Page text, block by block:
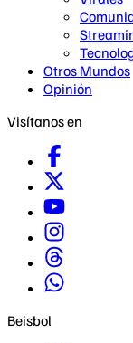
Otros Mundos
Opinión
Visítanos en
Beisbol